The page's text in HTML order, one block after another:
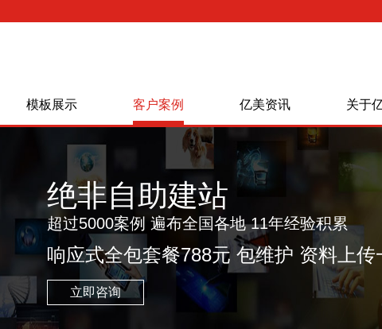
模板展示 客户案例 亿美资讯 关于
绝非自助建站
超过5000案例 遍布全国各地 11年经验积累
响应式全包套餐788元 包维护 资料上传
立即咨询